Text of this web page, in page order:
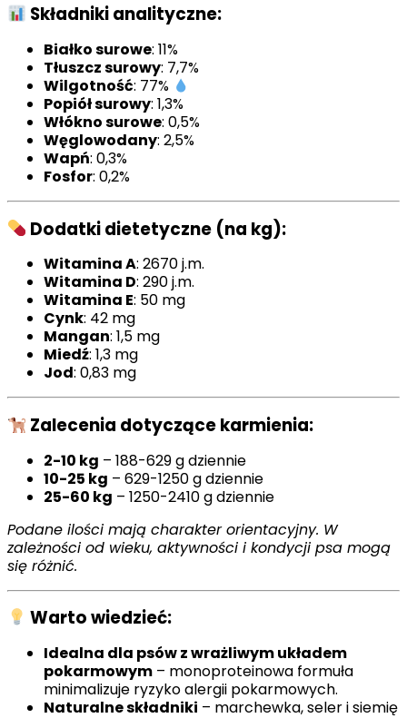
Składniki analityczne:
Białko surowe: 11%
Tłuszcz surowy: 7,7%
Wilgotność: 77%
Popiół surowy: 1,3%
Włókno surowe: 0,5%
Węglowodany: 2,5%
Wapń: 0,3%
Fosfor: 0,2%
Dodatki dietetyczne (na kg):
Witamina A: 2670 j.m.
Witamina D: 290 j.m.
Witamina E: 50 mg
Cynk: 42 mg
Mangan: 1,5 mg
Miedź: 1,3 mg
Jod: 0,83 mg
Zalecenia dotyczące karmienia:
2-10 kg – 188-629 g dziennie
10-25 kg – 629-1250 g dziennie
25-60 kg – 1250-2410 g dziennie
Podane ilości mają charakter orientacyjny. W
zależności od wieku, aktywności i kondycji psa mogą
się różnić.
Warto wiedzieć:
Idealna dla psów z wrażliwym układem
pokarmowym – monoproteinowa formuła
minimalizuje ryzyko alergii pokarmowych.
Naturalne składniki – marchewka, seler i siemię